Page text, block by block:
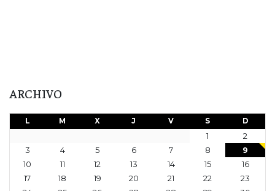
ARCHIVO
L M X J V S D
1
2
3
4 5 6 7 8
9
10
11 12 13 14 15
16
17
18 19 20 21 22
23